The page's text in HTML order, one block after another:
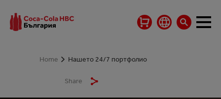
Home Нашето 24/7 портфолио
Share